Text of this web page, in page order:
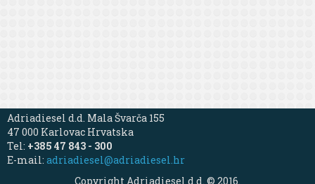
Adriadiesel d.d. Mala Švarča 155
47 000 Karlovac Hrvatska
Tel: +385 47 843 - 300
E-mail: adriadiesel@adriadiesel.hr
Copyright Adriadiesel d.d. © 2016.